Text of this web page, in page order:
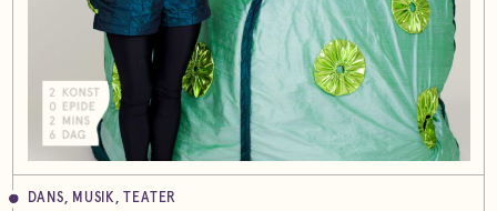
DANS, MUSIK, TEATER